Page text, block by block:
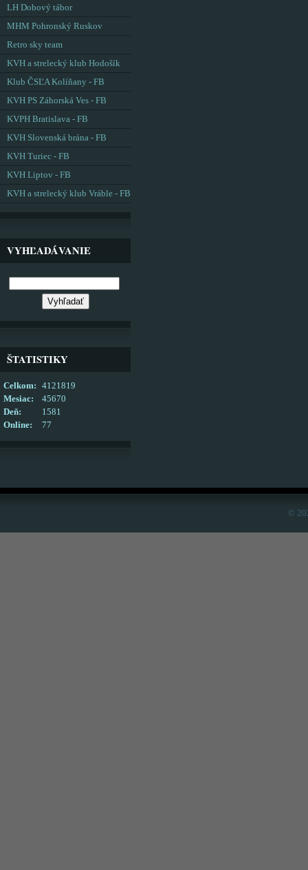
LH Dobový tábor
MHM Pohronský Ruskov
Retro sky team
KVH a strelecký klub Hodošík
Klub ČSĽA Kolíňany - FB
KVH PS Záhorská Ves - FB
KVPH Bratislava - FB
KVH Slovenská brána - FB
KVH Turiec - FB
KVH Liptov - FB
KVH a strelecký klub Vráble - FB
VYHĽADÁVANIE
ŠTATISTIKY
Online: 77
Celkom:
4121819
Mesiac:
45670
Deň:
1581
©